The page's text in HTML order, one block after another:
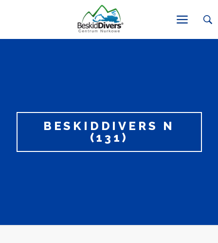
BESKIDDIVERS N
(131)